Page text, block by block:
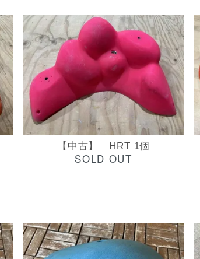
【中古】 HRT 1個
SOLD OUT